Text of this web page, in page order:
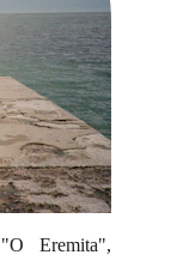
Eremita",